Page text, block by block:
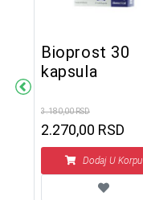
Bioprost 30
kapsula
3.180,00 RSD
2.270,00 RSD
Dodaj U Korpu